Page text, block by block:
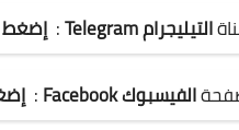
التيليجرام Telegram : إضغط
الفيسبوك Facebook :